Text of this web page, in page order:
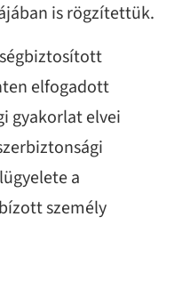
is rögzítettük.
elfogadott
gyakorlat elvei
a
személy